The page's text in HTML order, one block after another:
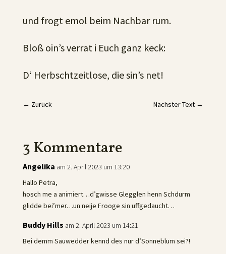
und frogt emol beim Nachbar rum.
Bloß oin’s verrat i Euch ganz keck:
D‘ Herbschtzeitlose, die sin’s net!
← Zurück Nächster Text →
3 Kommentare
Angelika am 2. April 2023 um 13:20
Hallo Petra,
hosch me a animiert…d’gwisse Glegglen henn Schdurm
glidde bei’mer…un neije Frooge sin uffgedaucht…
Buddy Hills am 2. April 2023 um 14:21
Bei demm Sauwedder kennd des nur d’Sonneblum sei?!